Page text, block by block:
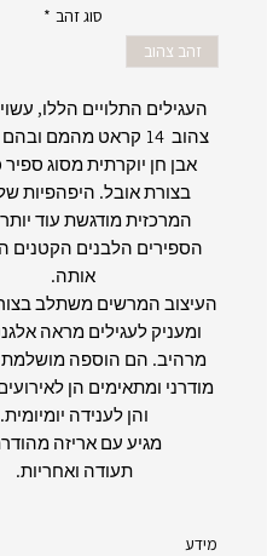
סוג זהב *
זהב צהוב
העגילים התלויים הללו,
צהוב 14 קראט מהמם
אבן חן יוקרתית מסוג
בצורת אובל. היפהפיות
המרכזית מודגשת עוד יותר
הספירים הלבנים הקטנים
אותה.
העיצוב המרשים משתלב
ומעניק לעגילים מראה
מרהיב. הם הוספה מושלמת
מודרני ומתאימים הן
והן לענידה יומיומית.
מגיע עם אריזה
תעודה ואחריות.
מידע